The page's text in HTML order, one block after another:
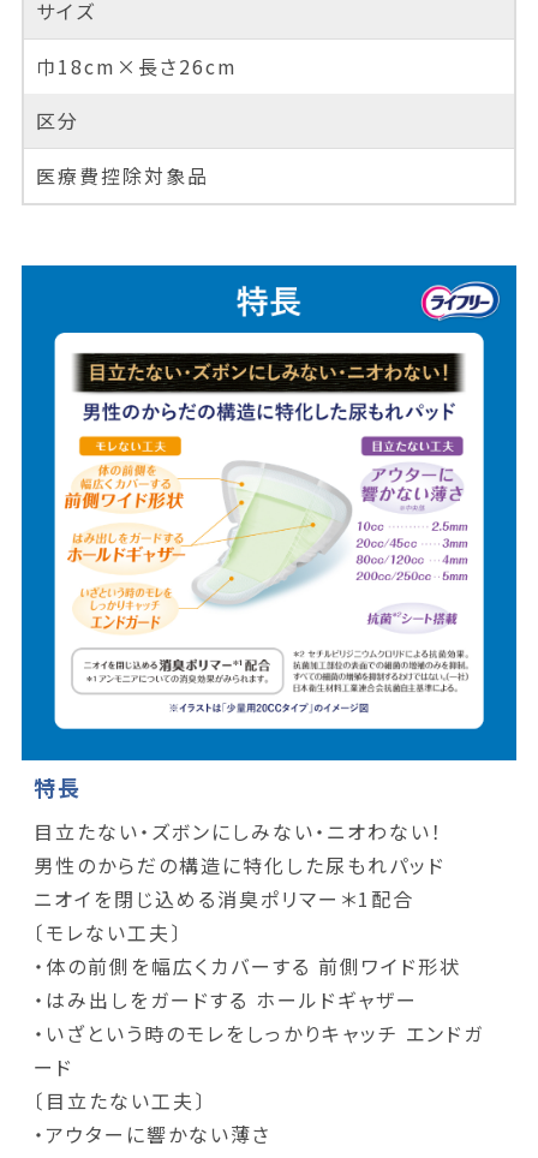
サイズ
巾18cm×長さ26cm
区分
医療費控除対象品
特長
目立たない・ズボンにしみない・ニオわない！
男性のからだの構造に特化した尿もれパッド
ニオイを閉じ込める消臭ポリマー＊1配合
〔モレない工夫〕
・体の前側を幅広くカバーする 前側ワイド形状
・はみ出しをガードする ホールドギャザー
・いざという時のモレをしっかりキャッチ エンドガ
ード
〔目立たない工夫〕
・アウターに響かない薄さ